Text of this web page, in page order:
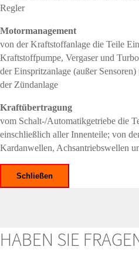
Regler
Motormanagement
von der Kraftstoffanlage die Teile
Kraftstoffpumpe, Vergaser und
der Einspritzanlage (außer
der Zündanlage
Kraftübertragung
vom Schalt-/Automatikgetriebe die
einschließlich aller Innenteile; von
Kardanwellen, Achsantriebswellen
Schließen
HABEN SIE